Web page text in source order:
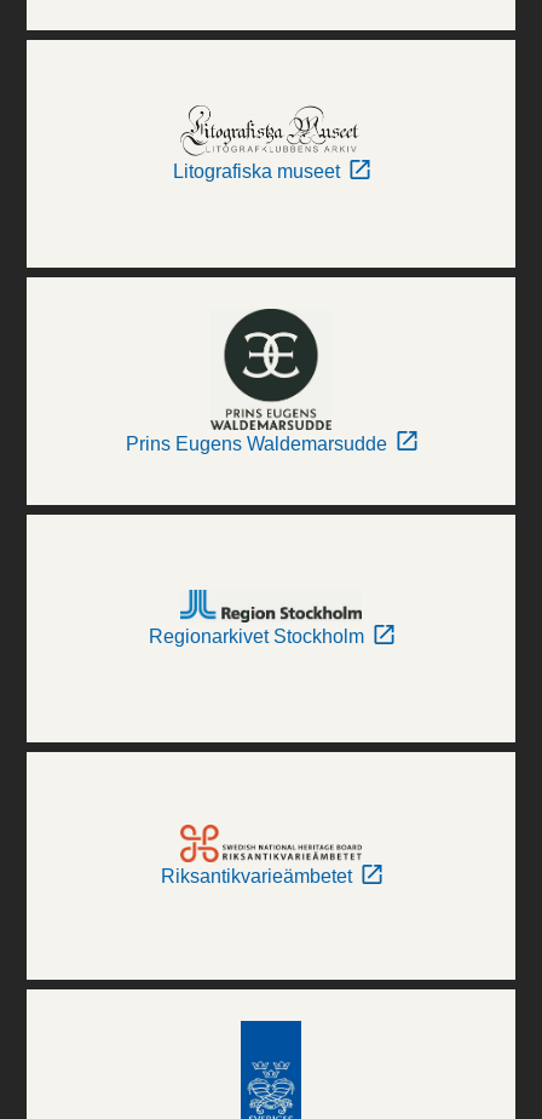
Litografiska museet
Prins Eugens Waldemarsudde
Regionarkivet Stockholm
Riksantikvarieämbetet